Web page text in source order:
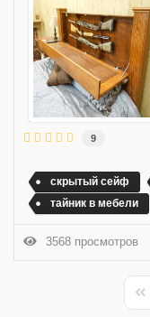
9
скрытый сейф
тайник в мебели
3568 просмотров